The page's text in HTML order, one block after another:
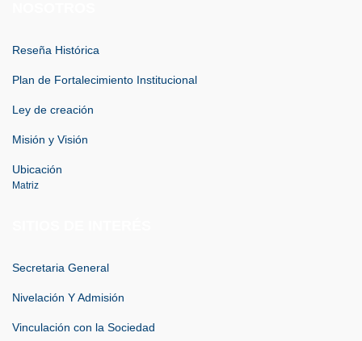
Reseña Histórica
Plan de Fortalecimiento Institucional
Ley de creación
Misión y Visión
Ubicación
Matriz
Secretaria General
Nivelación Y Admisión
Vinculación con la Sociedad